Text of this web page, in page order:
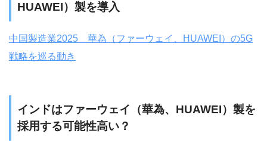
HUAWEI）製を導入
中国製造業2025 華為（ファーウェイ、HUAWEI）の5G
戦略を巡る動き
インドはファーウェイ（華為、HUAWEI）製を
採用する可能性高い？